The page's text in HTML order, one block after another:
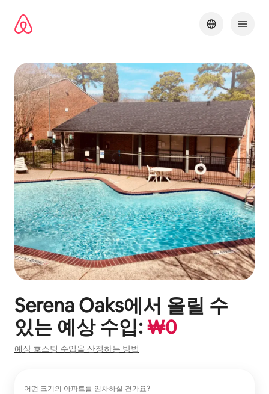
바로가기
Serena Oaks에서 올릴 수
있는 예상 수입:₩0
예상 호스팅 수입을 산정하는 방법
어떤 크기의 아파트를 임차하실 건가요?